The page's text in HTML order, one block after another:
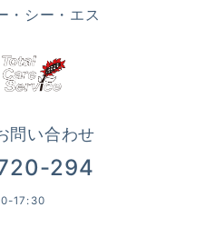
・シー・エス
問い合わせ
294
17:30